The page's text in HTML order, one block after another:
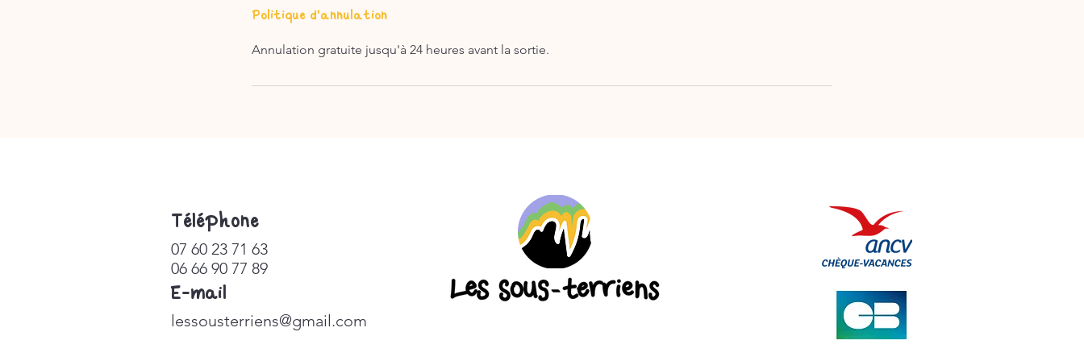
Politique d'annulation
Annulation gratuite jusqu'à 24 heures avant la sortie.
​Téléphone
07 60 23 71 63
06 66 90 77 89
E-mail
lessousterriens@gmail.com